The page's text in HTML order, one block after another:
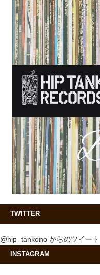
TWITTER
@hip_tankono からのツイート
INSTAGRAM